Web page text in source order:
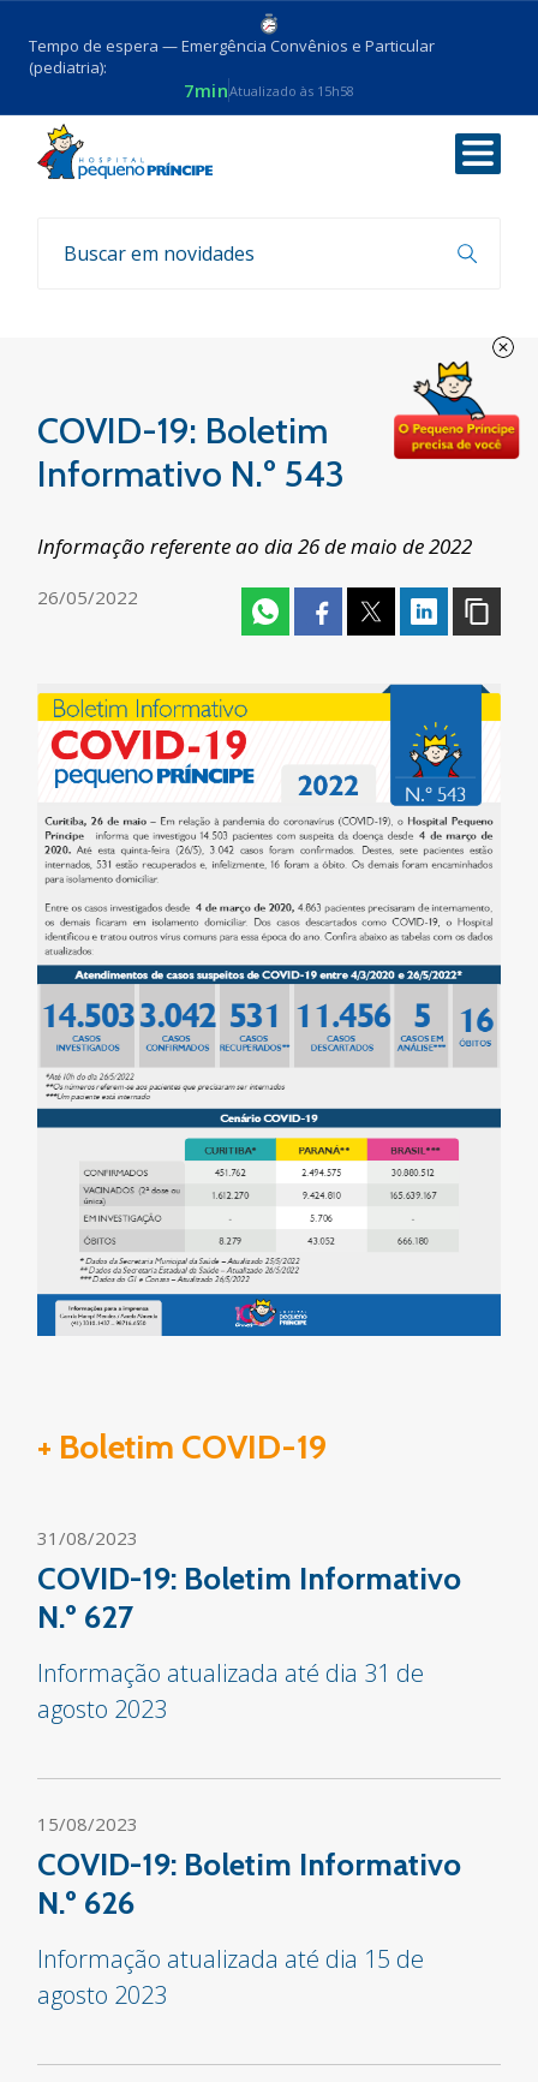
Tempo de espera — Emergência Convênios e Particular
(pediatria):
7minAtualizado às 15h58
Voltar
Boletim COVID-19
COVID-19: Boletim
Informativo N.º 543
Informação referente ao dia 26 de maio de 2022
26/05/2022
+ Boletim COVID-19
31/08/2023
COVID-19: Boletim Informativo
N.º 627
Informação atualizada até dia 31 de
agosto 2023
15/08/2023
COVID-19: Boletim Informativo
N.º 626
Informação atualizada até dia 15 de
agosto 2023